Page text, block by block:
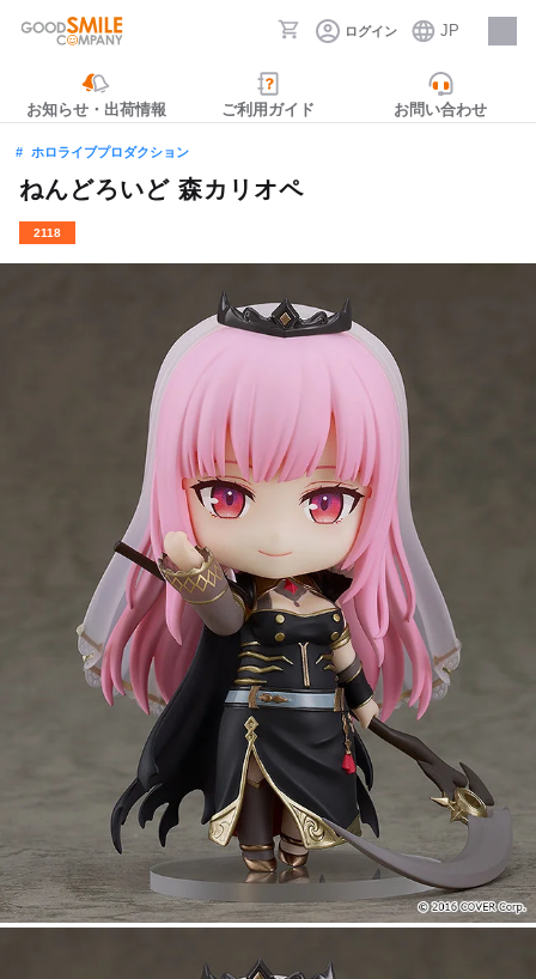
ログイン JP
採用情報
お知らせ・出荷情報 ご利用ガイド お問い合わせ
ホロライブプロダクション
ねんどろいど 森カリオペ
2118